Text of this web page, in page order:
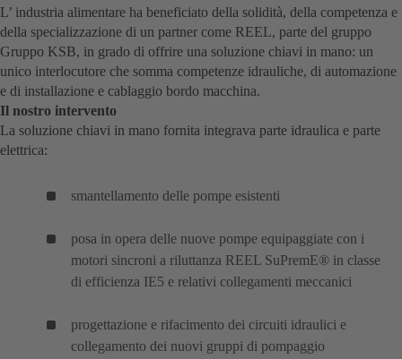
L’ industria alimentare ha beneficiato della solidità, della competenza e
della specializzazione di un partner come REEL, parte del gruppo
Gruppo KSB, in grado di offrire una soluzione chiavi in mano: un
unico interlocutore che somma competenze idrauliche, di automazione
e di installazione e cablaggio bordo macchina.
Il nostro intervento
La soluzione chiavi in mano fornita integrava parte idraulica e parte
elettrica:
smantellamento delle pompe esistenti
posa in opera delle nuove pompe equipaggiate con i
motori sincroni a riluttanza REEL SuPremE® in classe
di efficienza IE5 e relativi collegamenti meccanici
progettazione e rifacimento dei circuiti idraulici e
collegamento dei nuovi gruppi di pompaggio